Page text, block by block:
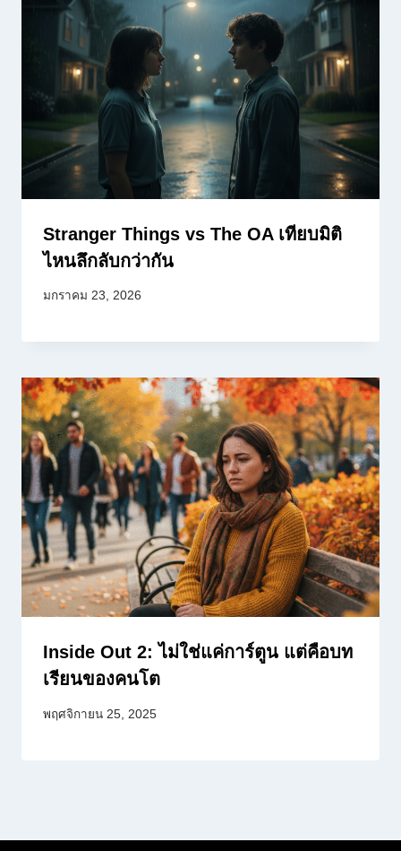
Stranger Things vs The OA เทียบมิติ
ไหนลึกลับกว่ากัน
มกราคม 23, 2026
Inside Out 2: ไม่ใช่แค่การ์ตูน แต่คือบท
เรียนของคนโต
พฤศจิกายน 25, 2025